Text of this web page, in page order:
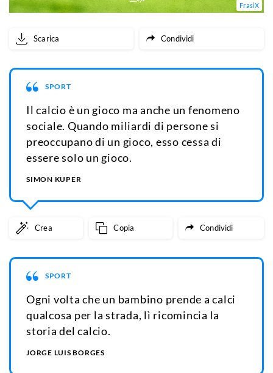
FrasiX
Scarica Condividi
SPORT
Il calcio è un gioco ma anche un fenomeno
sociale. Quando miliardi di persone si
preoccupano di un gioco, esso cessa di
essere solo un gioco.
SIMON KUPER
Crea Copia Condividi
SPORT
Ogni volta che un bambino prende a calci
qualcosa per la strada, lì ricomincia la
storia del calcio.
JORGE LUIS BORGES